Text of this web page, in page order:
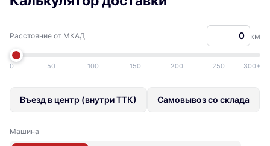
Расстояние от МКАД км
0 50 100 150 200 250 300+
Въезд в центр (внутри ТТК) Самовывоз со склада
Машина